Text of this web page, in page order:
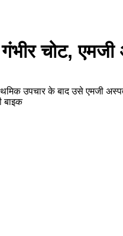
गंभीर चोट,
उपचार के बाद उसे एमजी
बाइक